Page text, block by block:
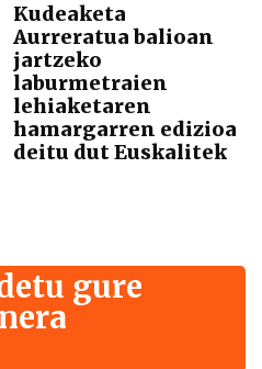
Kudeaketa
Aurreratua balioan
jartzeko
laburmetraien
lehiaketaren
hamargarren edizioa
deitu dut Euskalitek
gure